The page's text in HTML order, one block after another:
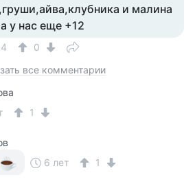
и малина
у нас еще +12
0
все комментарии
1
6 лет
1